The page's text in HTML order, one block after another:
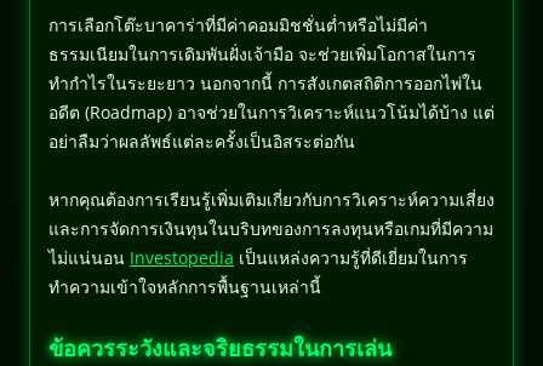
การเลือกโต๊ะบาคาร่าที่มีค่าคอมมิชชั่นต่ำหรือไม่มีค่า
ธรรมเนียมในการเดิมพันฝั่งเจ้ามือ จะช่วยเพิ่มโอกาสในการ
ทำกำไรในระยะยาว นอกจากนี้ การสังเกตสถิติการออกไพ่ใน
อดีต (Roadmap) อาจช่วยในการวิเคราะห์แนวโน้มได้บ้าง แต่
อย่าลืมว่าผลลัพธ์แต่ละครั้งเป็นอิสระต่อกัน
หากคุณต้องการเรียนรู้เพิ่มเติมเกี่ยวกับการวิเคราะห์ความเสี่ยง
และการจัดการเงินทุนในบริบทของการลงทุนหรือเกมที่มีความ
ไม่แน่นอน Investopedia เป็นแหล่งความรู้ที่ดีเยี่ยมในการ
ทำความเข้าใจหลักการพื้นฐานเหล่านี้
ข้อควรระวังและจริยธรรมในการเล่น